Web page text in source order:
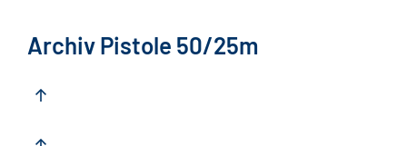
Archiv Pistole 50/25m